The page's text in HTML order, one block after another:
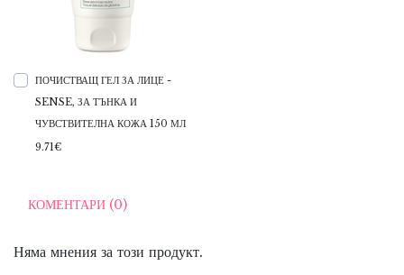
ПОЧИСТВАЩ ГЕЛ ЗА ЛИЦЕ -
SENSE, ЗА ТЪНКА И
ЧУВСТВИТЕЛНА КОЖА 150 МЛ
9.71€
КОМЕНТАРИ (0)
Няма мнения за този продукт.